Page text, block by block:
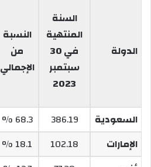
الدولة
السنة
المنتهية
في 30
سبتمبر
2023
النسبة
من
الإجمالي
السعودية 386.19
68.3 %
الإمارات
102.18
18.1 %